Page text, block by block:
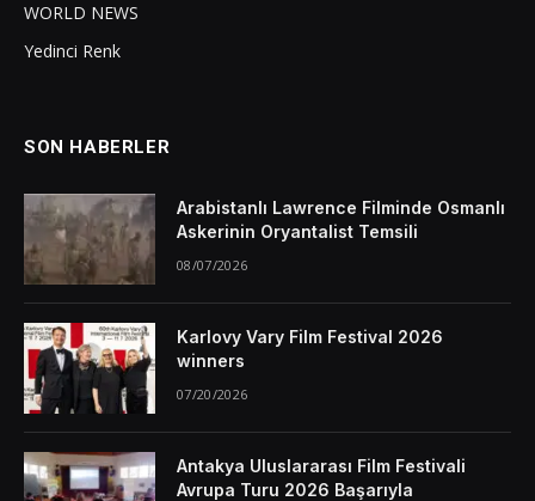
WORLD NEWS
Yedinci Renk
SON HABERLER
Arabistanlı Lawrence Filminde Osmanlı
Askerinin Oryantalist Temsili
08/07/2026
Karlovy Vary Film Festival 2026
winners
07/20/2026
Antakya Uluslararası Film Festivali
Avrupa Turu 2026 Başarıyla